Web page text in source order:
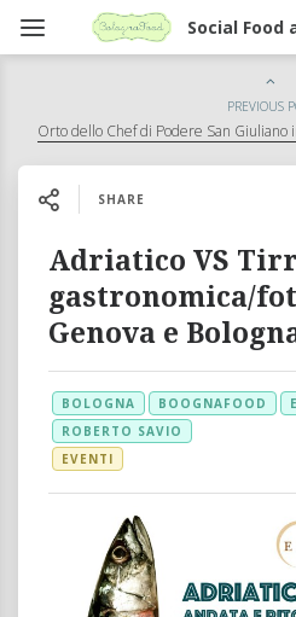
Social Food
PREVIOUS
Orto dello Chef di Podere San Giuliano
SHARE
Adriatico VS
gastronomica/
Genova e
BOLOGNA BOOGNAFOOD
ROBERTO SAVIO
EVENTI